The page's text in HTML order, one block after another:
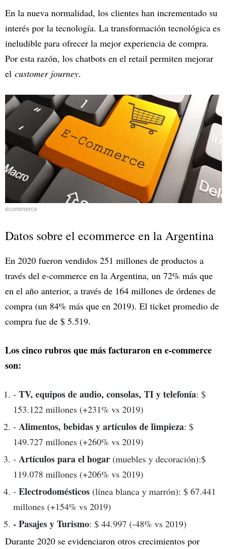
En la nueva normalidad, los clientes han incrementado su
interés por la tecnología. La transformación tecnológica es
ineludible para ofrecer la mejor experiencia de compra.
Por esta razón, los chatbots en el retail permiten mejorar
el customer journey.
ecommerce
Datos sobre el ecommerce en la Argentina
En 2020 fueron vendidos 251 millones de productos a
través del e-commerce en la Argentina, un 72% más que
en el año anterior, a través de 164 millones de órdenes de
compra (un 84% más que en 2019). El ticket promedio de
compra fue de $ 5.519.
Los cinco rubros que más facturaron en e-commerce
son:
- TV, equipos de audio, consolas, TI y telefonía: $
153.122 millones (+231% vs 2019)
- Alimentos, bebidas y artículos de limpieza: $
149.727 millones (+260% vs 2019)
- Artículos para el hogar (muebles y decoración):$
119.078 millones (+206% vs 2019)
- Electrodomésticos (línea blanca y marrón): $ 67.441
millones (+154% vs 2019)
- Pasajes y Turismo: $ 44.997 (-48% vs 2019)
Durante 2020 se evidenciaron otros crecimientos por